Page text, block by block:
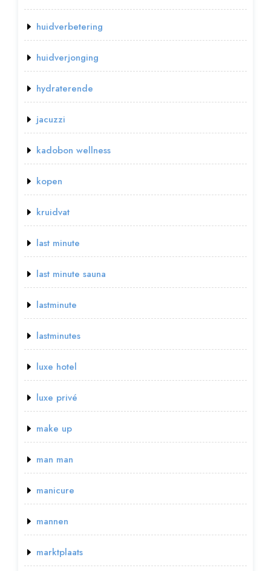
huidverbetering
huidverjonging
hydraterende
jacuzzi
kadobon wellness
kopen
kruidvat
last minute
last minute sauna
lastminute
lastminutes
luxe hotel
luxe privé
make up
man man
manicure
mannen
marktplaats